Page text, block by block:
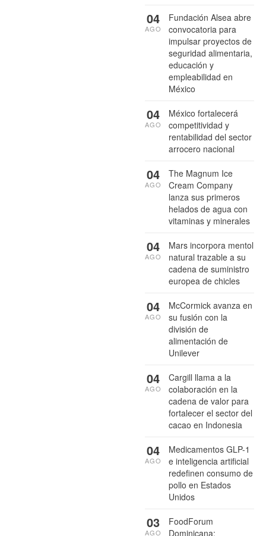
Fundación Alsea abre
convocatoria para
impulsar proyectos de
seguridad alimentaria,
educación y
empleabilidad en
México
04
AGO
México fortalecerá
competitividad y
rentabilidad del sector
arrocero nacional
04
AGO
The Magnum Ice
Cream Company
lanza sus primeros
helados de agua con
vitaminas y minerales
04
AGO
Mars incorpora mentol
natural trazable a su
cadena de suministro
europea de chicles
04
AGO
McCormick avanza en
su fusión con la
división de
alimentación de
Unilever
04
AGO
Cargill llama a la
colaboración en la
cadena de valor para
fortalecer el sector del
cacao en Indonesia
04
AGO
Medicamentos GLP-1
e inteligencia artificial
redefinen consumo de
pollo en Estados
Unidos
04
AGO
FoodForum
Dominicana:
03
AGO